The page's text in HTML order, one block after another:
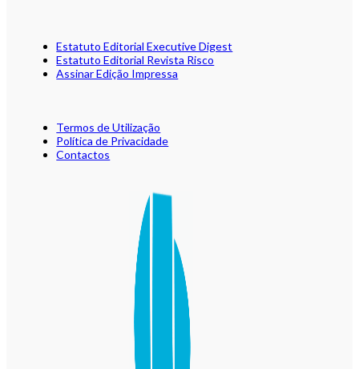
Estatuto Editorial Executive Digest
Estatuto Editorial Revista Risco
Assinar Edição Impressa
Termos de Utilização
Política de Privacidade
Contactos